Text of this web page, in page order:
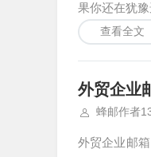
果你还在犹
查看全文
外贸企业
蜂邮作者
外贸企业邮